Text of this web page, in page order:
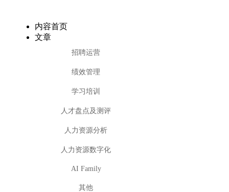
内容首页
文章
招聘运营
绩效管理
学习培训
人才盘点及测评
人力资源分析
人力资源数字化
AI Family
其他